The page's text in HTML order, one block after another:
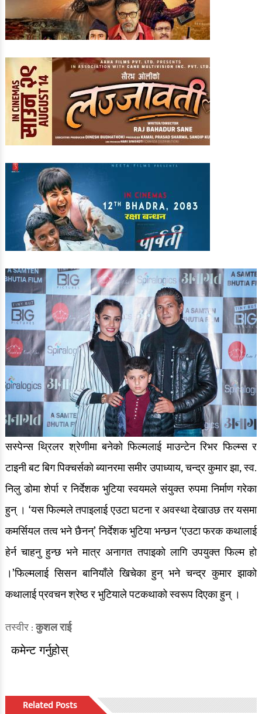
सस्पेन्स थ्रिलर श्रेणीमा बनेको फिल्मलाई माउन्टेन रिभर फिल्म्स र
टाइनी बट बिग पिक्चर्सको ब्यानरमा समीर उपाध्याय, चन्द्र कुमार झा, स्व.
निलु डोमा शेर्पा र निर्देशक भुटिया स्वयमले संयुक्त रुपमा निर्माण गरेका
हुन् । ‘यस फिल्मले तपाइलाई एउटा घटना र अवस्था देखाउछ तर यसमा
कमर्सियल तत्व भने छैनन्’ निर्देशक भुटिया भन्छन ‘एउटा फरक कथालाई
हेर्न चाहनु हुन्छ भने मात्र अनागत तपाइको लागि उपयुक्त फिल्म हो
।’फिल्मलाई सिसन बानियाँले खिचेका हुन् भने चन्द्र कुमार झाको
कथालाई प्रवचन श्रेष्ठ र भुटियाले पटकथाको स्वरूप दिएका हुन् ।
तस्वीर :कुशल राई
कमेन्ट गर्नुहोस्
Related Posts